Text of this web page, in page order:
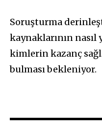
Soruşturma
kaynaklarının
kimlerin kazanç
bulması bekleniyor.